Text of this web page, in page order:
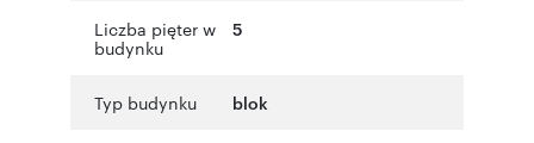
Liczba pięter w
budynku
5
Typ budynku blok